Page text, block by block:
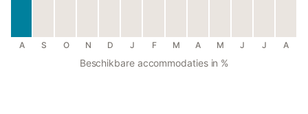
A S O N D J F M A M J J A
Beschikbare accommodaties in %